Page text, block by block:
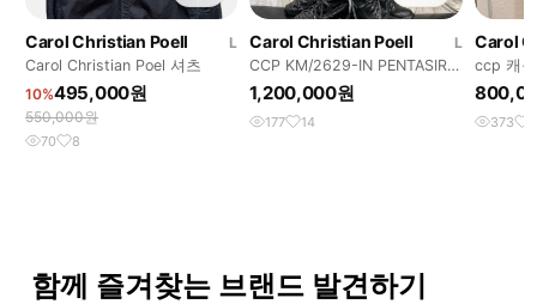
Carol Christian Poell
L
Carol Christian Poel 셔츠
10%495,000원
550,000원
70 8
Carol Christian Poell
L
CCP KM/2629-IN PENTASIR
니트
1,200,000원
177 14
Carol
ccp 캐
츠 46
373
함께 즐겨찾는 브랜드 발견하기